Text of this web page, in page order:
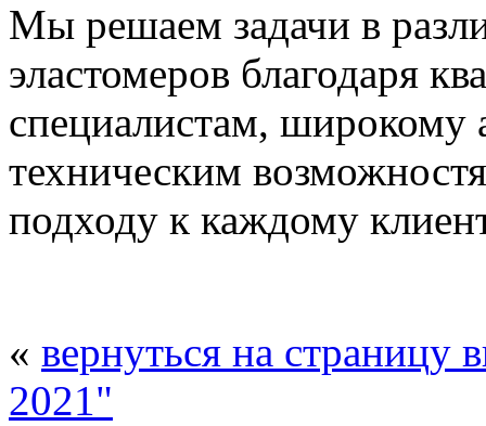
Мы решаем задачи в
эластомеров благодаря
специалистам, широкому
техническим
подходу к каждому
« вернуться на страницу
2021"